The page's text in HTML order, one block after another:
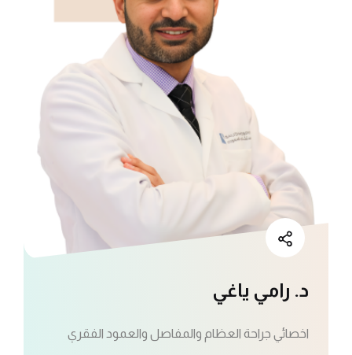
د. رامي ياغي
اخصائي جراحة العظام والمفاصل والعمود الفقري